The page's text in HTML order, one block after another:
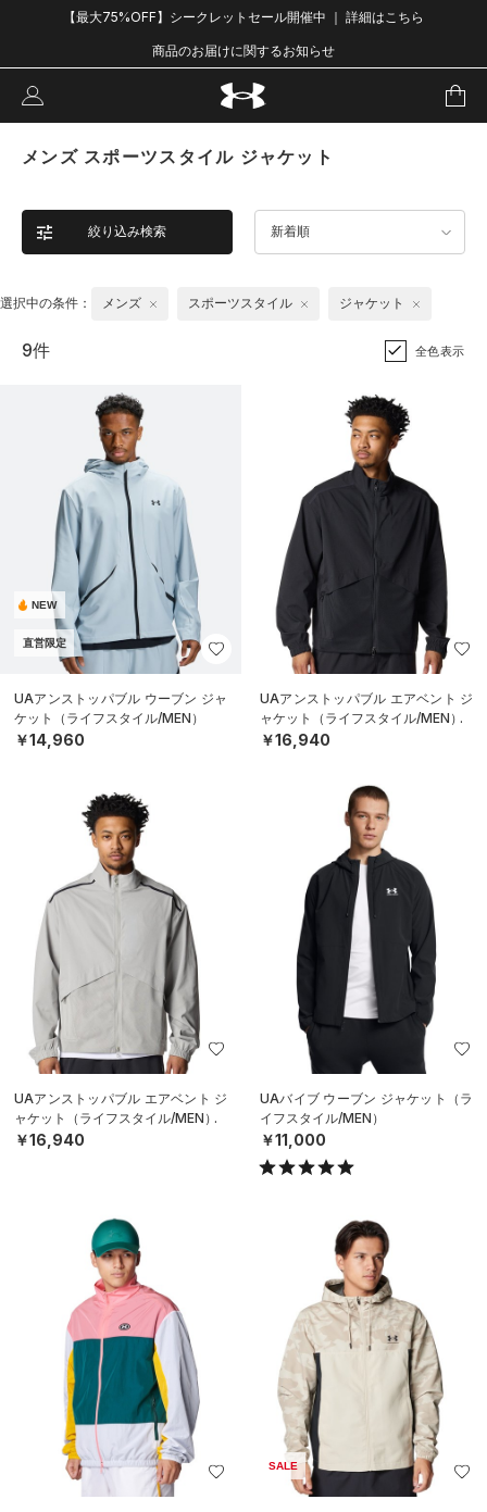
【最大75%OFF】シークレットセール開催中 ｜ 詳細はこちら
商品のお届けに関するお知らせ
メンズ スポーツスタイル ジャケット
絞り込み検索 新着順
選択中の条件： メンズ スポーツスタイル ジャケット
9件 全色表示
NEW
直営限定
UAアンストッパブル ウーブン ジャ
ケット（ライフスタイル/MEN）
￥14,960
UAアンストッパブル エアベント ジ
ャケット（ライフスタイル/MEN）
￥16,940
UAアンストッパブル エアベント ジ
ャケット（ライフスタイル/MEN）
￥16,940
UAバイブ ウーブン ジャケット（ラ
イフスタイル/MEN）
￥11,000
SALE